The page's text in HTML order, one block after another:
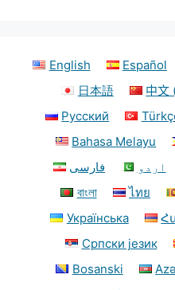
English Español
日本語
中文
Русский
Bahasa Melayu
فارسی
اردو
বাংলা
ไทย
Українська
Српски језик
Bosanski